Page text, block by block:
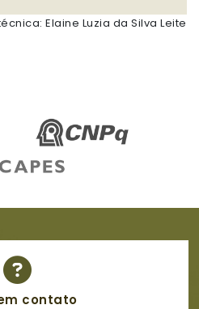
Elaine Luzia da Silva Leite
contato